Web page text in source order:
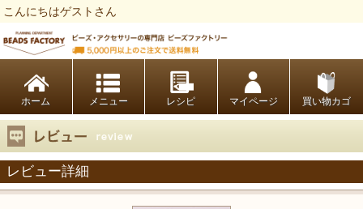
こんにちはゲストさん
ホーム レシピ マイページ 買い物カゴ
レビュー詳細